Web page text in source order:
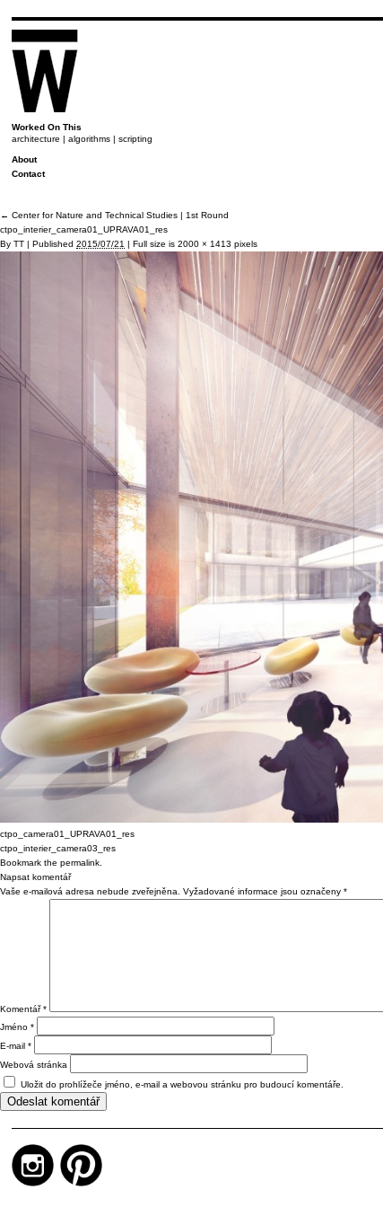
Worked On This
architecture | algorithms | scripting
About
Contact
← Center for Nature and Technical Studies | 1st Round
ctpo_interier_camera01_UPRAVA01_res
By TT | Published 2015/07/21 | Full size is 2000 × 1413 pixels
ctpo_camera01_UPRAVA01_res
ctpo_interier_camera03_res
Bookmark the permalink
Napsat komentář
Vaše e-mailová adresa nebude zveřejněna.
Vyžadované informace jsou označeny *
Komentář*
Jméno *
E-mail *
Webová stránka
Uložit do prohlížeče jméno, e-mail a webovou stránku pro budoucí komentáře.